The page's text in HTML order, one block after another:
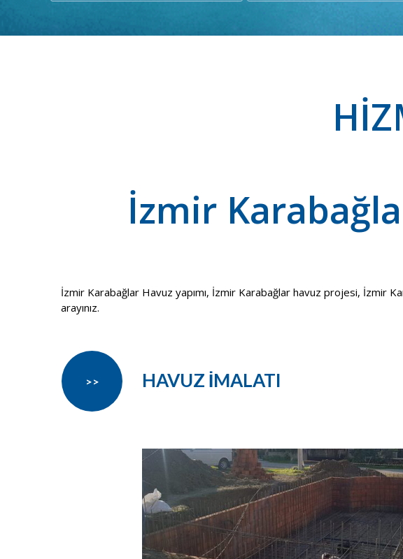
İzmir
İzmir Karabağlar Havuz yapımı, İzmir Karabağlar havuz projesi, İzmir
arayınız.
HAVUZ İMALATI
>>